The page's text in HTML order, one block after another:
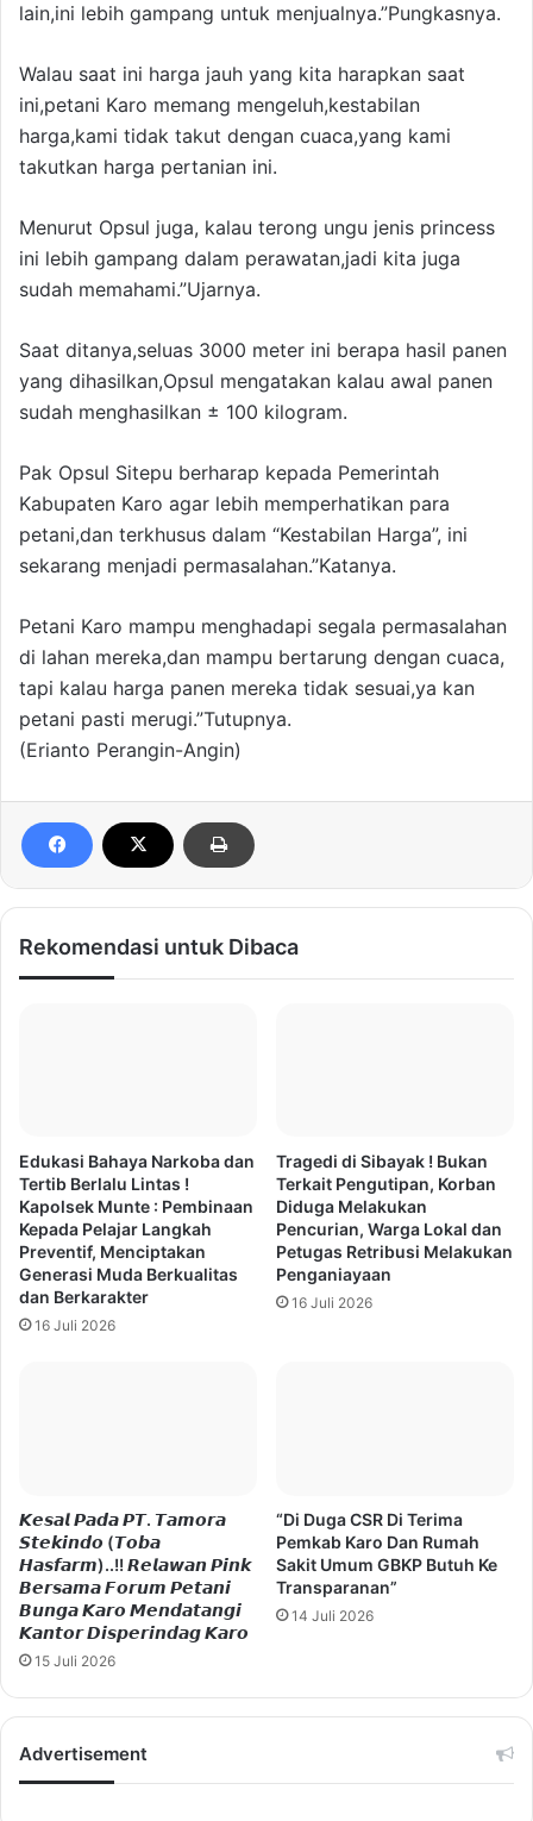
lain,ini lebih gampang untuk menjualnya.”Pungkasnya.
Walau saat ini harga jauh yang kita harapkan saat
ini,petani Karo memang mengeluh,kestabilan
harga,kami tidak takut dengan cuaca,yang kami
takutkan harga pertanian ini.
Menurut Opsul juga, kalau terong ungu jenis princess
ini lebih gampang dalam perawatan,jadi kita juga
sudah memahami.”Ujarnya.
Saat ditanya,seluas 3000 meter ini berapa hasil panen
yang dihasilkan,Opsul mengatakan kalau awal panen
sudah menghasilkan ± 100 kilogram.
Pak Opsul Sitepu berharap kepada Pemerintah
Kabupaten Karo agar lebih memperhatikan para
petani,dan terkhusus dalam “Kestabilan Harga”, ini
sekarang menjadi permasalahan.”Katanya.
Petani Karo mampu menghadapi segala permasalahan
di lahan mereka,dan mampu bertarung dengan cuaca,
tapi kalau harga panen mereka tidak sesuai,ya kan
petani pasti merugi.”Tutupnya.
(Erianto Perangin-Angin)
Rekomendasi untuk Dibaca
Edukasi Bahaya Narkoba dan
Tertib Berlalu Lintas !
Kapolsek Munte : Pembinaan
Kepada Pelajar Langkah
Preventif, Menciptakan
Generasi Muda Berkualitas
dan Berkarakter
16 Juli 2026
Tragedi di Sibayak ! Bukan
Terkait Pengutipan, Korban
Diduga Melakukan
Pencurian, Warga Lokal dan
Petugas Retribusi Melakukan
Penganiayaan
16 Juli 2026
𝙆𝙚𝙨𝙖𝙡 𝙋𝙖𝙙𝙖 𝙋𝙏. 𝙏𝙖𝙢𝙤𝙧𝙖
𝙎𝙩𝙚𝙠𝙞𝙣𝙙𝙤 (𝙏𝙤𝙗𝙖
𝙃𝙖𝙨𝙛𝙖𝙧𝙢)..!! 𝙍𝙚𝙡𝙖𝙬𝙖𝙣 𝙋𝙞𝙣𝙠
𝘽𝙚𝙧𝙨𝙖𝙢𝙖 𝙁𝙤𝙧𝙪𝙢 𝙋𝙚𝙩𝙖𝙣𝙞
𝘽𝙪𝙣𝙜𝙖 𝙆𝙖𝙧𝙤 𝙈𝙚𝙣𝙙𝙖𝙩𝙖𝙣𝙜𝙞
𝙆𝙖𝙣𝙩𝙤𝙧 𝘿𝙞𝙨𝙥𝙚𝙧𝙞𝙣𝙙𝙖𝙜 𝙆𝙖𝙧𝙤
15 Juli 2026
“Di Duga CSR Di Terima
Pemkab Karo Dan Rumah
Sakit Umum GBKP Butuh Ke
Transparanan”
14 Juli 2026
Advertisement